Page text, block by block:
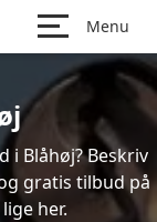
Menu
i Blåhøj? Beskriv
gratis tilbud på
her.